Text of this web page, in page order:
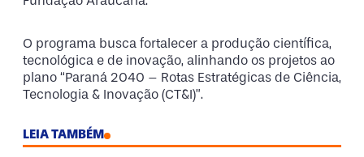
O programa busca fortalecer a produção científica,
tecnológica e de inovação, alinhando os projetos ao
plano “Paraná 2040 – Rotas Estratégicas de Ciência,
Tecnologia & Inovação (CT&I)”.
LEIA TAMBÉM